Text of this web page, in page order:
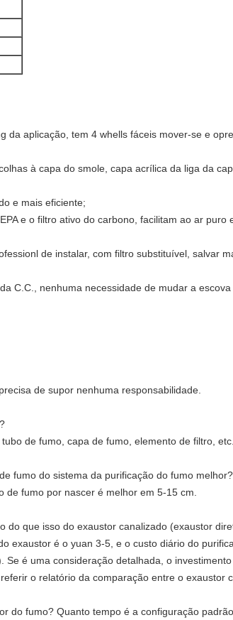
da aplicação, tem 4 whells fáceis mover-se e
à capa do smole, capa acrílica da liga da
e mais eficiente;
e o filtro ativo do carbono, facilitam ao ar puro
de instalar, com filtro substituível, salvar
C.C., nenhuma necessidade de mudar a
de supor nenhuma responsabilidade.
de fumo, capa de fumo, elemento de filtro, etc.
fumo do sistema da purificação do fumo melhor?
de fumo por nascer é melhor em 5-15 cm.
do que isso do exaustor canalizado (exaustor
exaustor é o yuan 3-5, e o custo diário do
é uma consideração detalhada, o
o relatório da comparação entre o exaustor
do fumo? Quanto tempo é a configuração